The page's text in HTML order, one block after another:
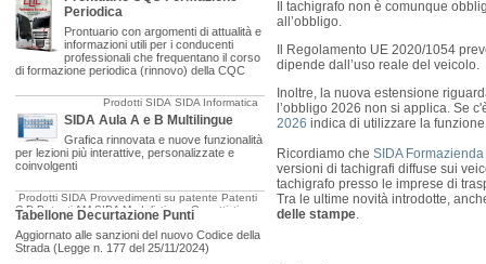
Periodica
Prontuario con argomenti di attualità e
informazioni utili per i conducenti
professionali che frequentano il corso
di formazione periodica (rinnovo) della CQC
Prodotti SIDA SIDA Informatica
SIDA Aula A e B Multilingue
Grafica rinnovata e nuove funzionalità
per lezioni più interattive, personalizzate e
coinvolgenti
Prodotti SIDA Provvedimenti su patente Patenti
C-D Patenti AM SIDA Modulistica e Oggettistica
Tabellone Decurtazione Punti
Aggiornato alle sanzioni del nuovo Codice della
Strada (Legge n. 177 del 25/11/2024)
Il tachigrafo non è comunque
all’obbligo.
Il Regolamento UE 2020/1054
dipende dall’uso reale del veicolo.
Inoltre, la nuova estensione
l’obbligo 2026 non si applica. Se
2026 indica di utilizzare la
Ricordiamo che SIDA
versioni di tachigrafi diffuse sui
tachigrafo presso le imprese di
Tra le ultime novità introdotte,
delle stampe.